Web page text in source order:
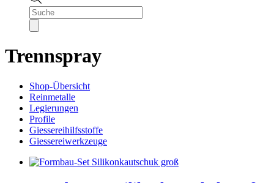
Products
search
Trennspray
Shop-Übersicht
Reinmetalle
Legierungen
Profile
Giessereihilfsstoffe
Giessereiwerkzeuge